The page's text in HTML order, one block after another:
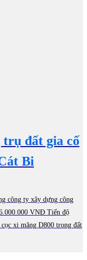
trụ đất gia cố
Bi
công ty xây dựng công
VNĐ Tiến độ
xi măng D800 trong đất